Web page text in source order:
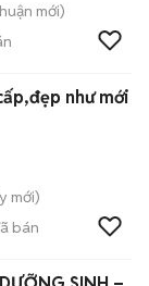
mới)
như mới
mới)
bán